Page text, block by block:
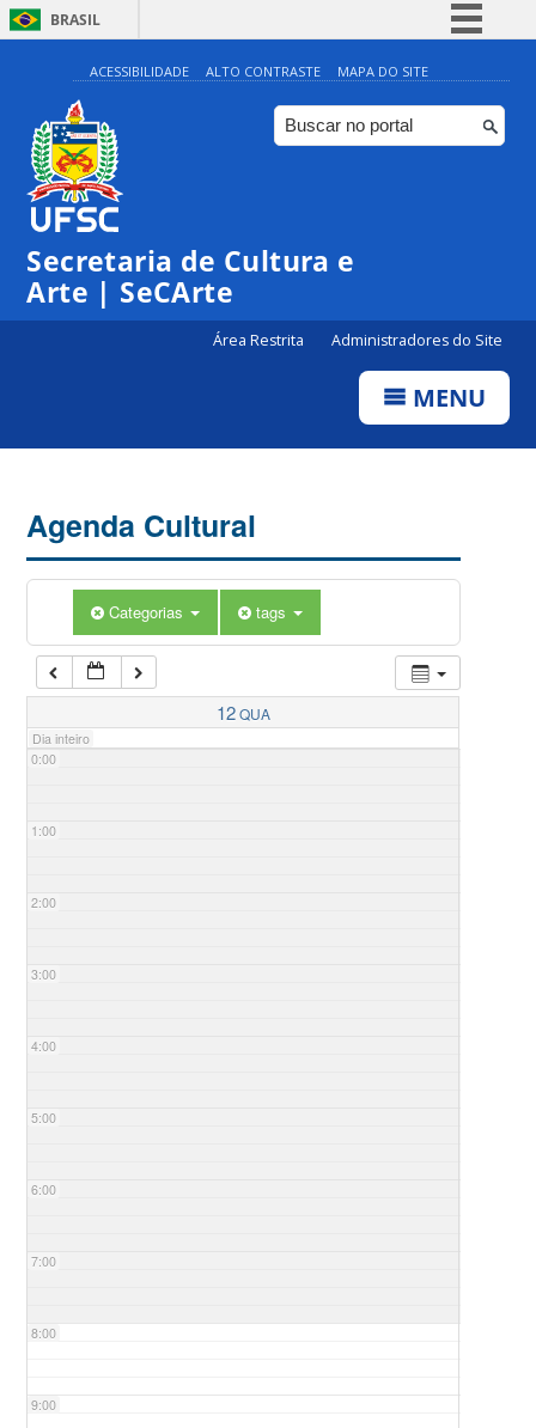
BRASIL
Simplifique!
Comunica BR
Participe
ACESSIBILIDADE ALTO CONTRASTE MAPA DO SITE
Secretaria de Cultura e
Arte | SeCArte
Área Restrita Administradores do Site
MENU
Agenda Cultural
Categorias tags
12QUA
Dia inteiro
0:00
1:00
2:00
3:00
4:00
5:00
6:00
7:00
8:00
9:00